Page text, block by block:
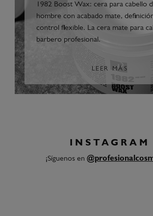
1982 Boost Wax: cera para cabello
hombre con acabado mate,
control flexible. La cera mate para
barbero profesional.
LEER MÁS
INSTAGRAM
¡Síguenos en